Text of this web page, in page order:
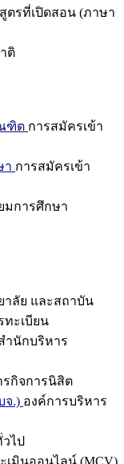
ตรที่เปิดสอน (ภาษา
ติ
ฑิต การสมัครเข้า
า การสมัครเข้า
มการศึกษา
ลัย และสถาบัน
ทะเบียน
ำนักบริหาร
กิจการนิสิต
จ.) องค์การบริหาร
ไป
เมินออนไลน์ (MCV)